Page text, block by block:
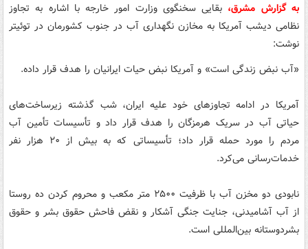
به گزارش مشرق، بقایی سخنگوی وزارت امور خارجه با اشاره‌ به تجاوز
نظامی دیشب آمریکا به مخازن نگهداری آب در جنوب کشورمان در توئیتر
نوشت:
«آب نبض زندگی است» و آمریکا نبض حیات ایرانیان را هدف قرار داده.
آمریکا در ادامه تجاوزهای خود علیه ایران، شب گذشته زیرساخت‌های
حیاتی آب در سریک هرمزگان را هدف قرار داد و تأسیسات تأمین آب
مردم را مورد حمله قرار داد؛ تأسیساتی که به بیش از ۲۰ هزار نفر
خدمات‌رسانی می‌کرد.
نابودی دو مخزن آب با ظرفیت ۲۵۰۰ متر مکعب و محروم کردن ده روستا
از آب آشامیدنی، جنایت جنگی آشکار و نقض فاحش حقوق بشر و حقوق
بشردوستانه بین‌المللی است.